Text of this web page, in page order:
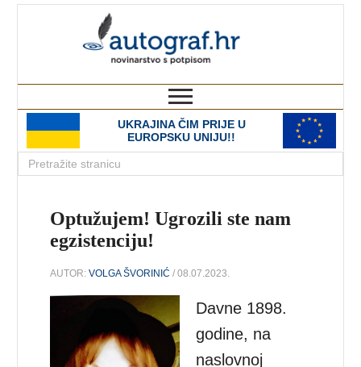
UKRAJINA ČIM PRIJE U
EUROPSKU UNIJU!!
Optužujem! Ugrozili ste nam
egzistenciju!
AUTOR:VOLGA ŠVORINIĆ / 08.07.2023.
Davne 1898.
godine, na
naslovnoj